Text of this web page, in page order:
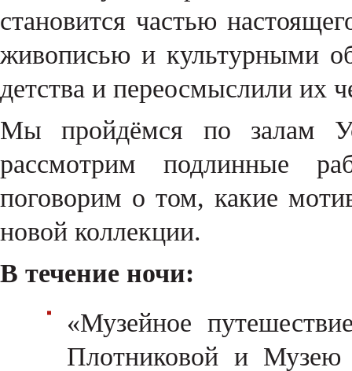
становится частью
живописью и культурными
детства и переосмыслили их
Мы пройдёмся по залам
рассмотрим подлинные
поговорим о том, какие
новой коллекции.
В течение ночи:
«Музейное
Плотниковой и Музею